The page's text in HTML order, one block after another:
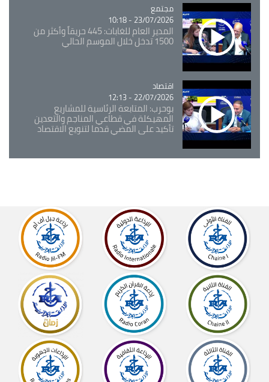
Catégorie
مجتمع
23/07/2026 - 10:18
المدير العام للغابات: 445 حريقاً وأكثر من
1500 تدخل خلال الموسم الحالي
Catégorie
اقتصاد
22/07/2026 - 12:13
بوحرب: المتابعة الرئاسية للمشاريع
المهيكلة في قطاعي المناجم والتعدين
تأكيد على المضي قدما لتنويع الاقتصاد